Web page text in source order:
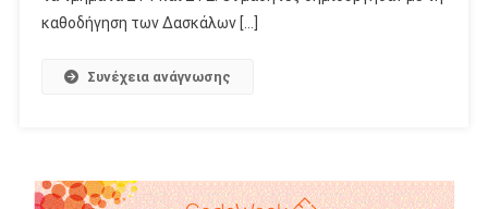
καθοδήγηση των Δασκάλων […]
Συνέχεια ανάγνωσης